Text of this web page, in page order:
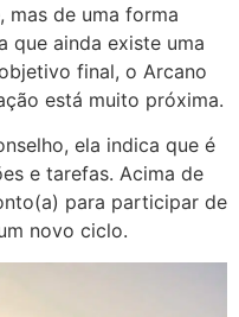
mas de uma forma
que ainda existe uma
final, o Arcano
está muito próxima.
ela indica que é
e tarefas. Acima de
para participar de
novo ciclo.